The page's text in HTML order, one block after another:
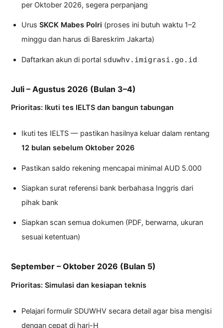
per Oktober 2026, segera perpanjang
UrusSKCK Mabes Polri (proses ini butuh waktu 1–2
minggu dan harus di Bareskrim Jakarta)
Daftarkan akun di portal sduwhv.imigrasi.go.id
Juli – Agustus 2026 (Bulan 3–4)
Prioritas: Ikuti tes IELTS dan bangun tabungan
Ikuti tes IELTS — pastikan hasilnya keluar dalam rentang
12 bulan sebelum Oktober 2026
Pastikan saldo rekening mencapai minimal AUD 5.000
Siapkan surat referensi bank berbahasa Inggris dari
pihak bank
Siapkan scan semua dokumen (PDF, berwarna, ukuran
sesuai ketentuan)
September – Oktober 2026 (Bulan 5)
Prioritas: Simulasi dan kesiapan teknis
Pelajari formulir SDUWHV secara detail agar bisa mengisi
dengan cepat di hari-H